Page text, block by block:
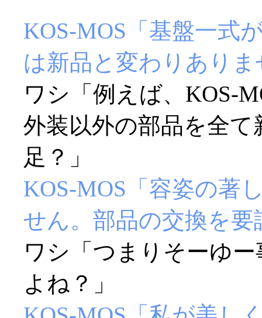
KOS-MOS「基盤一式
は新品と変わりあり
ワシ「例えば、KOS-
外装以外の部品を全
足？」
KOS-MOS「容姿の著
せん。部品の交換を
ワシ「つまりそーゆ
よね？」